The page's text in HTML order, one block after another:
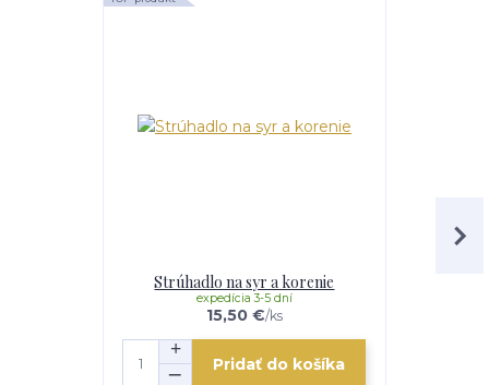
Strúhadlo na syr a korenie
15,50 €/ks
expedícia 3-5 dní
Pridať do košíka